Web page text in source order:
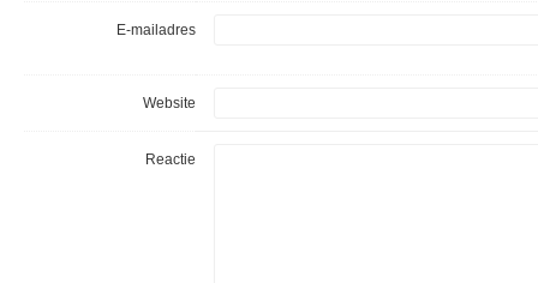
E-mailadres
Website
Reactie